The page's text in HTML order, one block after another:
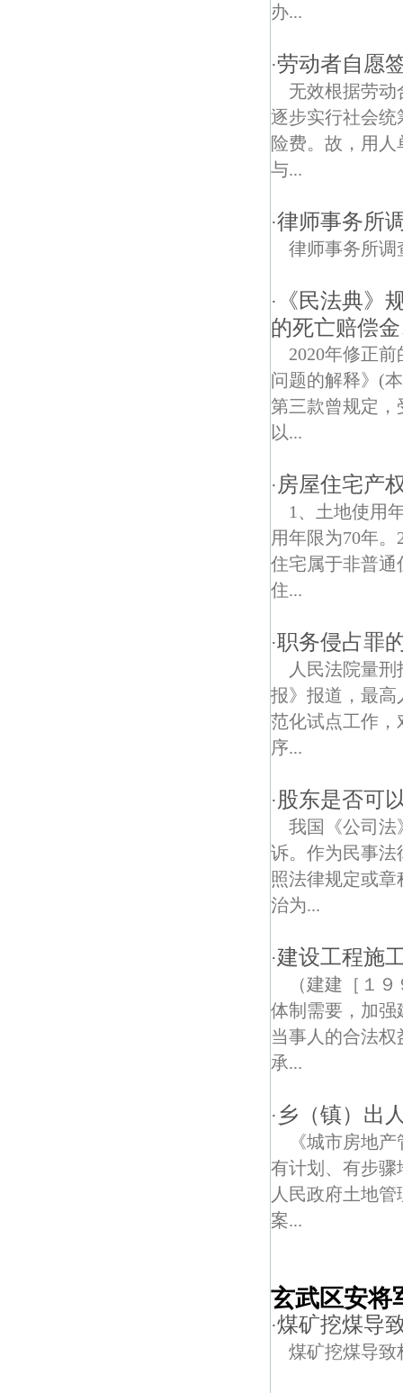
办...
·劳动者自愿
无效根据劳
逐步实行社会统
险费。故，用
与...
·律师事务所
律师事务
·
《民法典》
的死亡赔偿
2020年修正
问题的解释》(
第三款曾规定
以...
· 房屋住宅产
1、土地使用
用年限为70年
住宅属于非普通
住...
·职务侵占罪
人民法院量
报》报道，最高
范化试点工作，
序...
·股东是否可
我国《公司法
诉。作为民事法
照法律规定或
治为...
·建设工程施
（建建［１
体制需要，加强
当事人的合法
承...
· 乡（镇）出
《城市房地
有计划、有步骤
人民政府土地
案...
玄武区安将
·煤矿挖煤导
煤矿挖煤导致